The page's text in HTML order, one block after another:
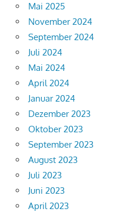
Mai 2025
November 2024
September 2024
Juli 2024
Mai 2024
April 2024
Januar 2024
Dezember 2023
Oktober 2023
September 2023
August 2023
Juli 2023
Juni 2023
April 2023